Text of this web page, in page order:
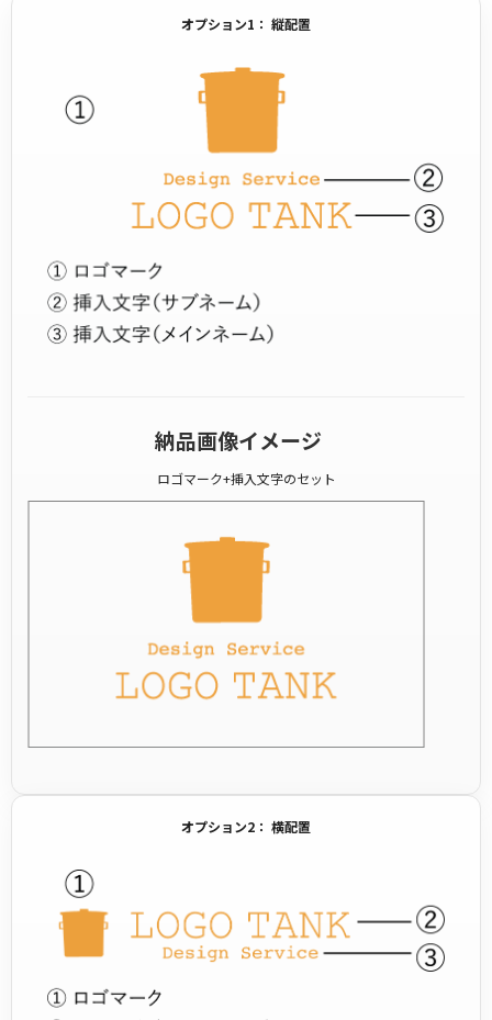
オプション1： 縦配置
納品画像イメージ
ロゴマーク+挿入文字のセット
オプション2： 横配置